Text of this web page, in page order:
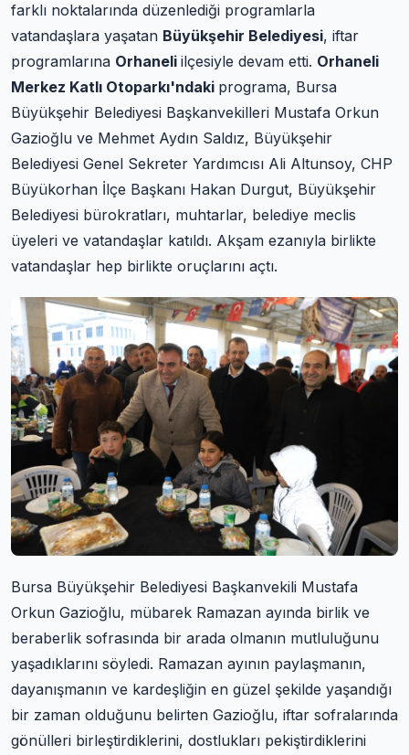
farklı noktalarında düzenlediği programlarla
vatandaşlara yaşatan Büyükşehir Belediyesi, iftar
programlarına Orhaneli ilçesiyle devam etti. Orhaneli
Merkez Katlı Otoparkı'ndaki programa, Bursa
Büyükşehir Belediyesi Başkanvekilleri Mustafa Orkun
Gazioğlu ve Mehmet Aydın Saldız, Büyükşehir
Belediyesi Genel Sekreter Yardımcısı Ali Altunsoy, CHP
Büyükorhan İlçe Başkanı Hakan Durgut, Büyükşehir
Belediyesi bürokratları, muhtarlar, belediye meclis
üyeleri ve vatandaşlar katıldı. Akşam ezanıyla birlikte
vatandaşlar hep birlikte oruçlarını açtı.
Bursa Büyükşehir Belediyesi Başkanvekili Mustafa
Orkun Gazioğlu, mübarek Ramazan ayında birlik ve
beraberlik sofrasında bir arada olmanın mutluluğunu
yaşadıklarını söyledi. Ramazan ayının paylaşmanın,
dayanışmanın ve kardeşliğin en güzel şekilde yaşandığı
bir zaman olduğunu belirten Gazioğlu, iftar sofralarında
gönülleri birleştirdiklerini, dostlukları pekiştirdiklerini